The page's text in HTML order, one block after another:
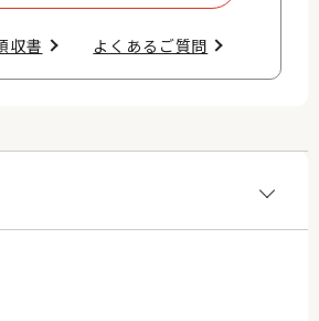
収書​ よくあるご質問​